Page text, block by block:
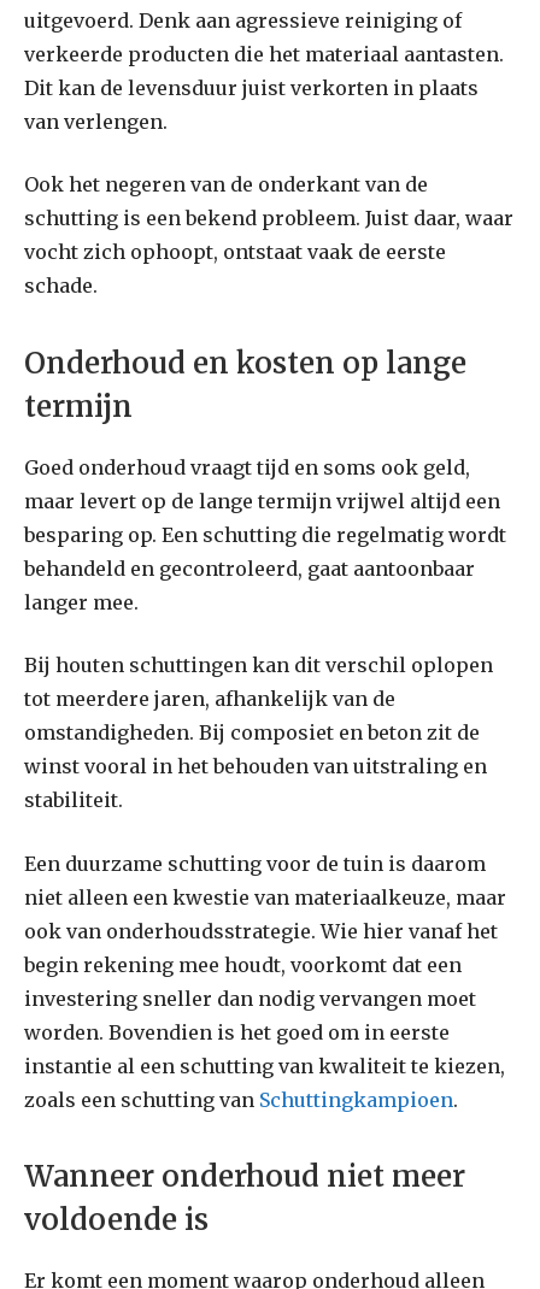
uitgevoerd. Denk aan agressieve reiniging of
verkeerde producten die het materiaal aantasten.
Dit kan de levensduur juist verkorten in plaats
van verlengen.
Ook het negeren van de onderkant van de
schutting is een bekend probleem. Juist daar, waar
vocht zich ophoopt, ontstaat vaak de eerste
schade.
Onderhoud en kosten op lange
termijn
Goed onderhoud vraagt tijd en soms ook geld,
maar levert op de lange termijn vrijwel altijd een
besparing op. Een schutting die regelmatig wordt
behandeld en gecontroleerd, gaat aantoonbaar
langer mee.
Bij houten schuttingen kan dit verschil oplopen
tot meerdere jaren, afhankelijk van de
omstandigheden. Bij composiet en beton zit de
winst vooral in het behouden van uitstraling en
stabiliteit.
Een duurzame schutting voor de tuin is daarom
niet alleen een kwestie van materiaalkeuze, maar
ook van onderhoudsstrategie. Wie hier vanaf het
begin rekening mee houdt, voorkomt dat een
investering sneller dan nodig vervangen moet
worden. Bovendien is het goed om in eerste
instantie al een schutting van kwaliteit te kiezen,
zoals een schutting van Schuttingkampioen.
Wanneer onderhoud niet meer
voldoende is
Er komt een moment waarop onderhoud alleen